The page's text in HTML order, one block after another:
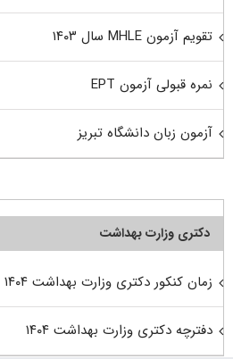
تقویم آزمون MHLE سال ۱۴۰۳
نمره قبولی آزمون EPT
آزمون زبان دانشگاه تبریز
دکتری وزارت بهداشت
زمان کنکور دکتری وزارت بهداشت ۱۴۰۴
دفترچه دکتری وزارت بهداشت ۱۴۰۴